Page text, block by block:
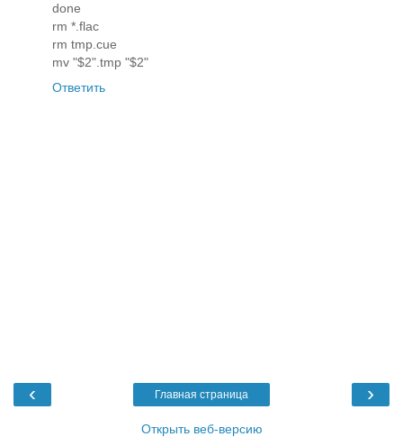
done
rm *.flac
rm tmp.cue
mv "$2".tmp "$2"
Ответить
‹ ›
Главная страница
Открыть веб-версию